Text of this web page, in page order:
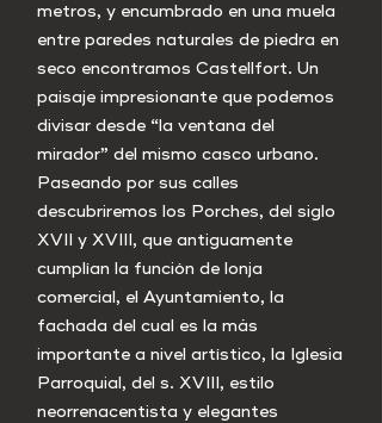
metros, y encumbrado en una muela
entre paredes naturales de piedra en
seco encontramos Castellfort. Un
paisaje impresionante que podemos
divisar desde “la ventana del
mirador” del mismo casco urbano.
Paseando por sus calles
descubriremos los Porches, del siglo
XVII y XVIII, que antiguamente
cumplían la función de lonja
comercial, el Ayuntamiento, la
fachada del cual es la más
importante a nivel artístico, la Iglesia
Parroquial, del s. XVIII, estilo
neorrenacentista y elegantes